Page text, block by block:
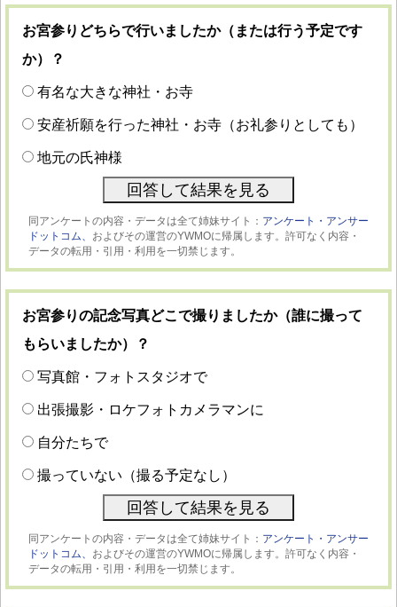
お宮参りどちらで行いましたか（または行う予定です
か）？
有名な大きな神社・お寺
安産祈願を行った神社・お寺（お礼参りとしても）
地元の氏神様
同アンケートの内容・データは全て姉妹サイト： アンケート・アンサー
ドットコム、 およびその運営のYWMOに帰属します。許可なく内容・
データの転用・引用・利用を一切禁じます。
お宮参りの記念写真どこで撮りましたか（誰に撮って
もらいましたか）？
写真館・フォトスタジオで
出張撮影・ロケフォトカメラマンに
自分たちで
撮っていない（撮る予定なし）
同アンケートの内容・データは全て姉妹サイト： アンケート・アンサー
ドットコム、 およびその運営のYWMOに帰属します。許可なく内容・
データの転用・引用・利用を一切禁じます。